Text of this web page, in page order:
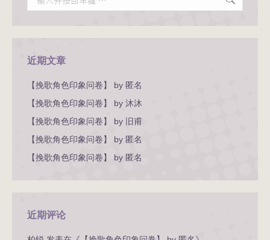
近期文章
【挽歌角色印象问卷】 by 匿名
【挽歌角色印象问卷】 by 沐沐
【挽歌角色印象问卷】 by 旧甫
【挽歌角色印象问卷】 by 匿名
【挽歌角色印象问卷】 by 匿名
近期评论